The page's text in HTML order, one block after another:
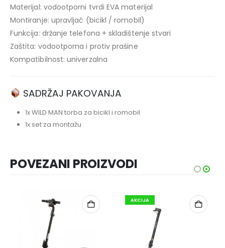
Materijal: vodootporni tvrdi EVA materijal
Montiranje: upravljač (bicikl / romobil)
Funkcija: držanje telefona + skladištenje stvari
Zaštita: vodootporna i protiv prašine
Kompatibilnost: univerzalna
SADRŽAJ PAKOVANJA
1x WILD MAN torba za bicikl i romobil
1x set za montažu
POVEZANI PROIZVODI
AKCIJA